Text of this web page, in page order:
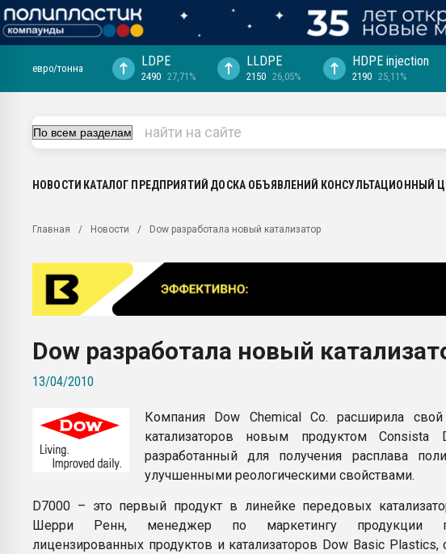
29.07.2026 ФРП помог "Ижевскому
Вакуум-формовочные машины:
28.07.2026 Автоматизация выходит на
первый план в переработке
пластмасс
ситуацией на строительном рынке
Всё, что касается выдува ПЭТ
бутылок
ПЕРЕЙТИ НА ФОРУМ
евро/тонна LDPE
2490 27,71%
LLDPE
2150 26,05%
HDPE injection
2190 25,11%
НОВОСТИ КАТАЛОГ ПРЕДПРИЯТИЙ ДОСКА ОБЪЯВЛЕНИЙ КОНСУЛЬТАЦИОННЫЙ
Главная Новости Dow разработала новый катализатор
Dow разработала новый
13/04/2010
Компания Dow Chemical Co. расширила свой
катализаторов новым продуктом Consista
разработанный для получения расплава
улучшенными реологическими свойствами.
D7000 – это первый продукт в линейке передовых
Шерри Ренн, менеджер по маркетингу продукции
лицензированных продуктов и катализаторов Dow Basic Plastics,